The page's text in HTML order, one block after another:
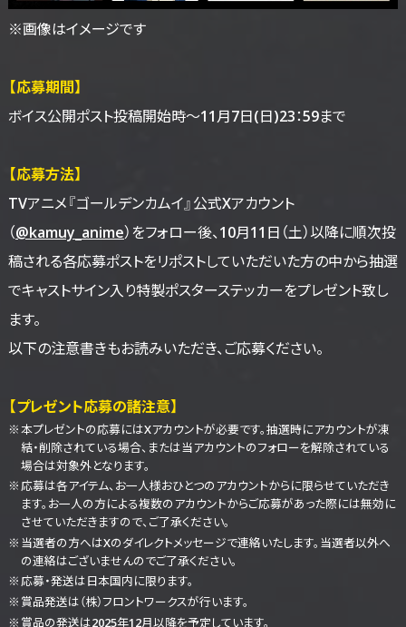
※画像はイメージです
【応募期間】
ボイス公開ポスト投稿開始時～11月7日(日)23：59まで
【応募方法】
TVアニメ『ゴールデンカムイ』公式Xアカウント
（@kamuy_anime）をフォロー後、10月11日（土）以降に順次投
稿される各応募ポストをリポストしていただいた方の中から抽選
でキャストサイン入り特製ポスターステッカーをプレゼント致し
ます。
以下の注意書きもお読みいただき、ご応募ください。
【プレゼント応募の諸注意】
本プレゼントの応募にはXアカウントが必要です。抽選時にアカウントが凍
結・削除されている場合、または当アカウントのフォローを解除されている
場合は対象外となります。
応募は各アイテム、お一人様おひとつのアカウントからに限らせていただき
ます。お一人の方による複数のアカウントからご応募があった際には無効に
させていただきますので、ご了承ください。
当選者の方へはXのダイレクトメッセージで連絡いたします。当選者以外へ
の連絡はございませんのでご了承ください。
応募・発送は日本国内に限ります。
賞品発送は（株）フロントワークスが行います。
賞品の発送は2025年12月以降を予定しています。